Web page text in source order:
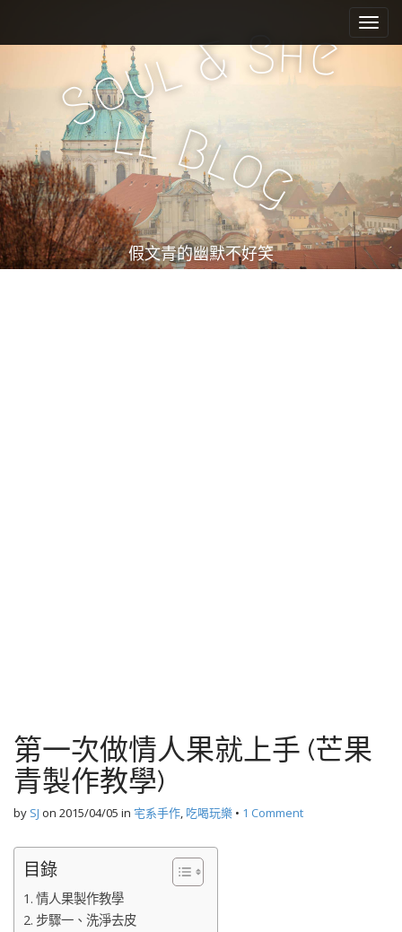
e
n
u
i
c
n
t
e
n
t
S
oul&She
ll Blog
假文青的幽默不好笑
第一次做情人果就上手 (芒果
青製作教學)
by SJ on 2015/04/05 in 宅系手作, 吃喝玩樂 • 1 Comment
目錄
情人果製作教學
步驟一、洗淨去皮